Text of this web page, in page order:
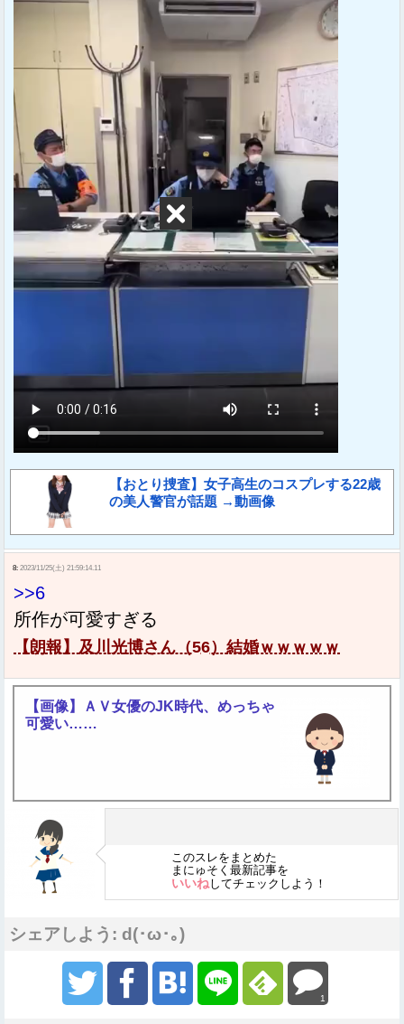
【おとり捜査】女子高生のコスプレする22歳
の美人警官が話題 →動画像
8: 2023/11/25(土) 21:59:14.11
>>6
所作が可愛すぎる
【朗報】及川光博さん（56）結婚ｗｗｗｗｗ
【画像】ＡＶ女優のJK時代、めっちゃ
可愛い……
このスレをまとめた
まにゅそく最新記事を
いいねしてチェックしよう！
シェアしよう: d(･ω･｡)
1